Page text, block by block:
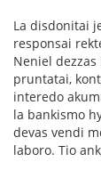
La disdonitai
responsai
Neniel
pruntatai,
interedo
la bankismo
devas vendi
laboro. Tio